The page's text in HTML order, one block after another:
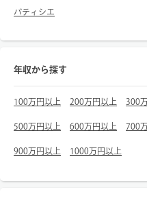
パティシエ
年収から探す
100万円以上 200万円以上 300
500万円以上 600万円以上 700
900万円以上 1000万円以上